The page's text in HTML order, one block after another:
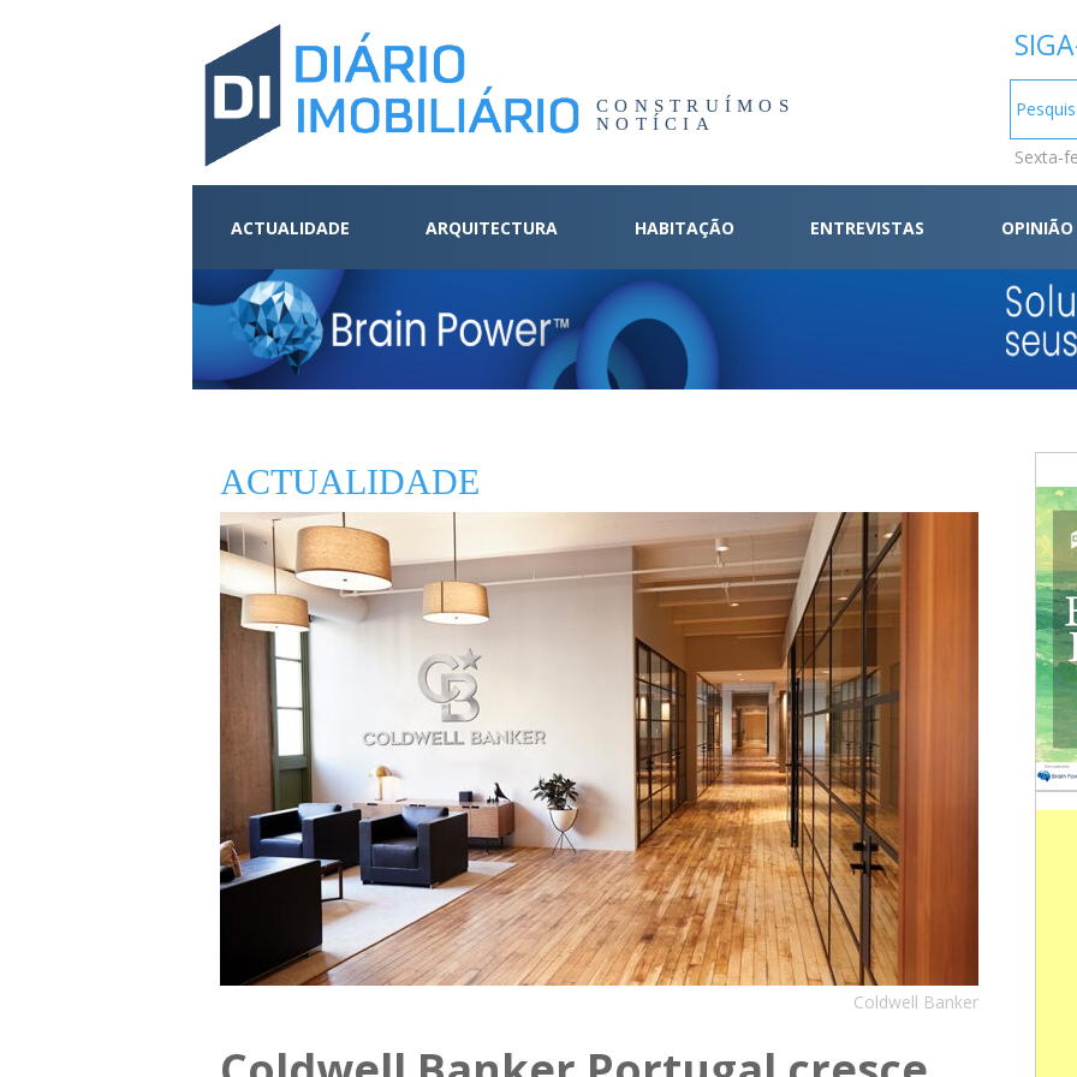
CONSTRUÍMOS
NOTÍCIA
Sexta-
ACTUALIDADE ARQUITECTURA HABITAÇÃO ENTREVISTAS OPINIÃO
ACTUALIDADE
Coldwell Banker